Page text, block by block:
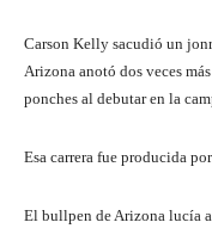
Carson Kelly sacudió un
Arizona anotó dos veces
ponches al debutar en la
Esa carrera fue producida
El bullpen de Arizona lucía